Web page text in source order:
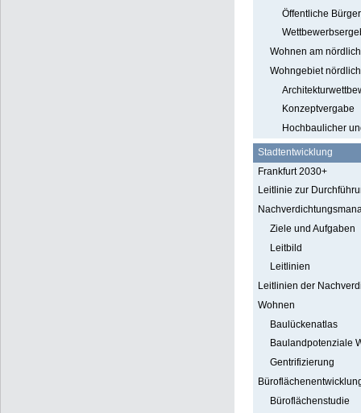
Öffentliche
Wohnen am
Wohngebiet
Konzeptvergabe
Hochbaulicher
Stadtentwicklung
Frankfurt 2030+
Leitlinie zur
Ziele und Aufgaben
Leitbild
Leitlinien
Leitlinien der
Wohnen
Baulückenatlas
Baulandpotenziale
Gentrifizierung
Büroflächenstudie